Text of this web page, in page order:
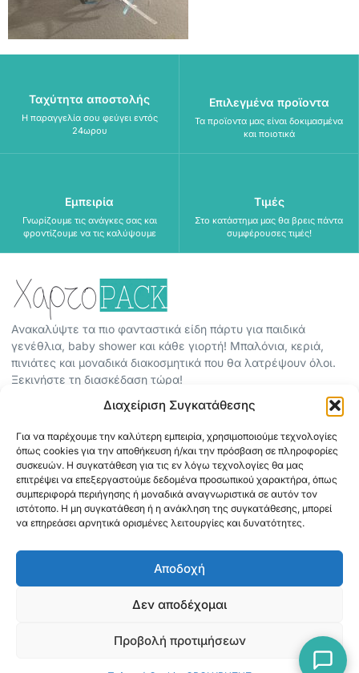
Διαχείριση Συγκατάθεσης
Για να παρέχουμε την καλύτερη εμπειρία, χρησιμοποιούμε τεχνολογίες
όπως cookies για την αποθήκευση ή/και την πρόσβαση σε πληροφορίες
συσκευών. Η συγκατάθεση για τις εν λόγω τεχνολογίες θα μας
επιτρέψει να επεξεργαστούμε δεδομένα προσωπικού χαρακτήρα, όπως
συμπεριφορά περιήγησης ή μοναδικά αναγνωριστικά σε αυτόν τον
ιστότοπο. Η μη συγκατάθεση ή η ανάκληση της συγκατάθεσης, μπορεί
να επηρεάσει αρνητικά ορισμένες λειτουργίες και δυνατότητες.
Αποδοχή
Δεν αποδέχομαι
Προβολή προτιμήσεων
Ταχύτητα αποστολής
Η παραγγελία σου φεύγει εντός
24ωρου
Επιλεγμένα προϊοντα
Τα προϊοντα μας είναι δοκιμασμένα
και ποιοτικά
Εμπειρία
Γνωρίζουμε τις ανάγκες σας και
φροντίζουμε να τις καλύψουμε
Τιμές
Στο κατάστημα μας θα βρεις πάντα
συμφέρουσες τιμές!
Ανακαλύψτε τα πιο φανταστικά είδη πάρτυ για παιδικά
γενέθλια, baby shower και κάθε γιορτή! Μπαλόνια, κεριά,
πινιάτες και μοναδικά διακοσμητικά που θα λατρέψουν όλοι.
Ξεκινήστε τη διασκέδαση τώρα!
ΟΡΟΙ ΧΡΗΣΗΣ
ΠΟΛΙΤΙΚΗ ΑΠΟΡΡΗΤΟΥ
ABOUT
ΕΠΙΚΟΙΝΩΝΙΑ
Copyright © 2026 Mediaspot.gr Κατασκευή ιστοσελίδων